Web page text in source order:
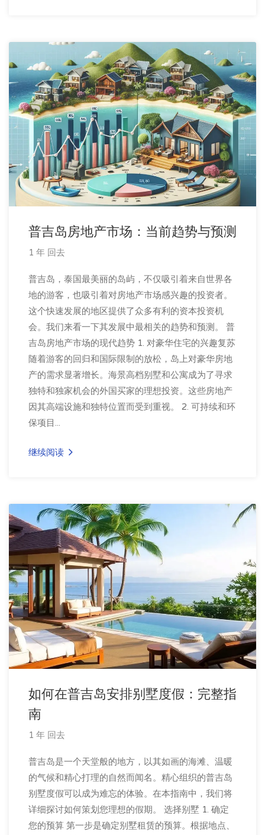
普吉岛房地产市场：当前趋势与预测
1 年 回去
普吉岛，泰国最美丽的岛屿，不仅吸引着来自世界各
地的游客，也吸引着对房地产市场感兴趣的投资者。
这个快速发展的地区提供了众多有利的资本投资机
会。我们来看一下其发展中最相关的趋势和预测。 普
吉岛房地产市场的现代趋势 1. 对豪华住宅的兴趣复苏
随着游客的回归和国际限制的放松，岛上对豪华房地
产的需求显著增长。海景高档别墅和公寓成为了寻求
独特和独家机会的外国买家的理想投资。这些房地产
因其高端设施和独特位置而受到重视。 2. 可持续和环
保项目...
继续阅读
如何在普吉岛安排别墅度假：完整指
南
1 年 回去
普吉岛是一个天堂般的地方，以其如画的海滩、温暖
的气候和精心打理的自然而闻名。精心组织的普吉岛
别墅度假可以成为难忘的体验。在本指南中，我们将
详细探讨如何策划您理想的假期。 选择别墅 1. 确定
您的预算 第一步是确定别墅租赁的预算。根据地点、